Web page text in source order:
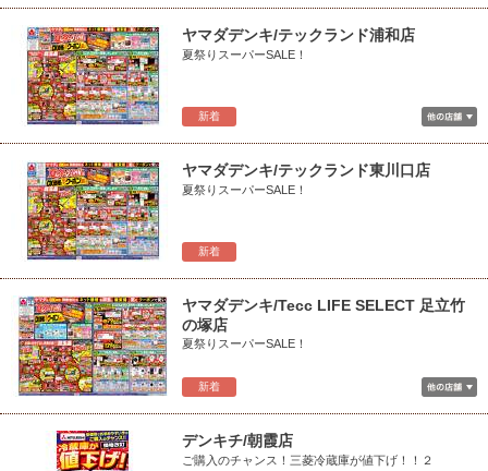
新着
ヤマダデンキ/テックランド浦和店
夏祭りスーパーSALE！
新着
ヤマダデンキ/テックランド東川口店
夏祭りスーパーSALE！
新着
ヤマダデンキ/Tecc LIFE SELECT 足立竹
の塚店
夏祭りスーパーSALE！
デンキチ/朝霞店
ご購入のチャンス！三菱冷蔵庫が値下げ！！２